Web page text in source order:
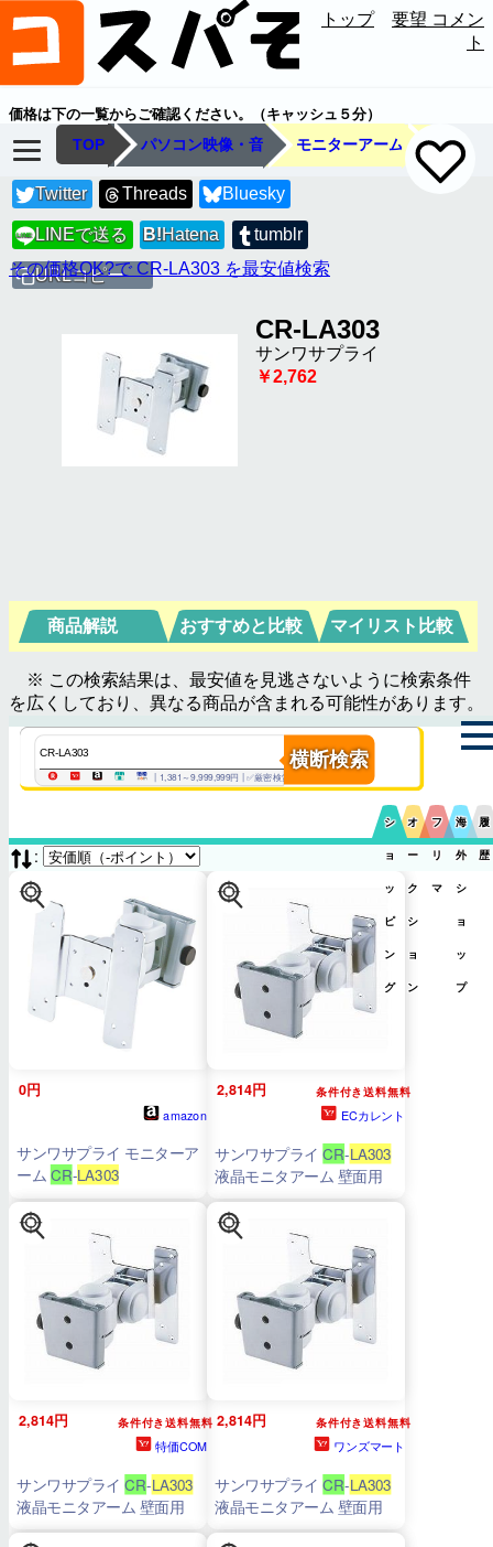
トップ
要望 コメン
ト
価格は下の一覧からご確認ください。（キャッシュ５分）
TOP パソコン映像・音 モニターアーム
Twitter Threads Bluesky
LINE LINEで送る B!Hatena tumblr
URLコピー
その価格OK?で CR-LA303 を最安値検索
CR-LA303
サンワサプライ
￥2,762
商品解説 おすすめと比較 マイリスト比較
※ この検索結果は、最安値を見逃さないように検索条件
を広くしており、異なる商品が含まれる可能性があります。